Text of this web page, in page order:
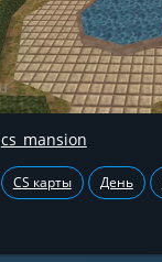
cs_mansion
CS карты День